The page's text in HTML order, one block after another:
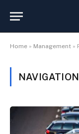
Home » Management »